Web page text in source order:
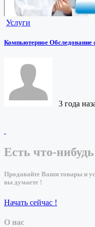
Услуги
Компьютерное Обследование
3 года
Есть что-
Продавайте Ваши товары и
вы думаете !
Начать сейчас !
О нас